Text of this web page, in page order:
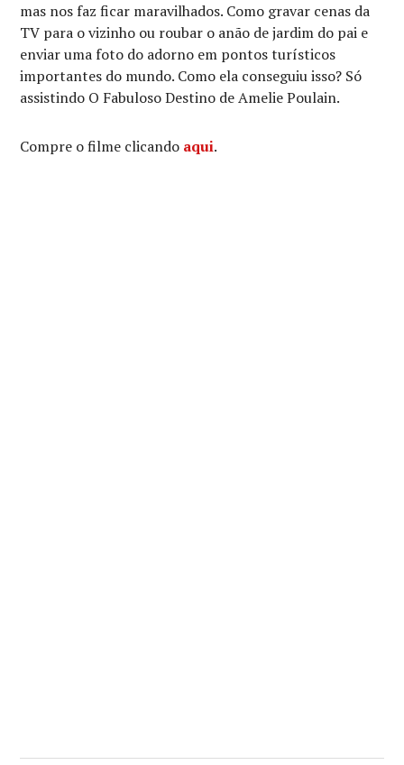
mas nos faz ficar maravilhados. Como gravar cenas da
TV para o vizinho ou roubar o anão de jardim do pai e
enviar uma foto do adorno em pontos turísticos
importantes do mundo. Como ela conseguiu isso? Só
assistindo O Fabuloso Destino de Amelie Poulain.
Compre o filme clicando aqui.